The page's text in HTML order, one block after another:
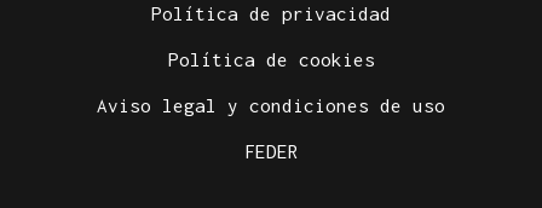
Política de privacidad
Política de cookies
Aviso legal y condiciones de uso
FEDER